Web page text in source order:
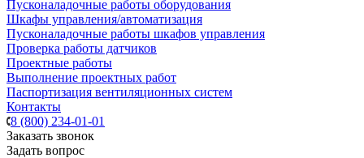
Пусконаладочные работы оборудования
Шкафы управления/автоматизация
Пусконаладочные работы шкафов управления
Проверка работы датчиков
Проектные работы
Выполнение проектных работ
Паспортизация вентиляционных систем
Контакты
8 (800) 234-01-01
Заказать звонок
Задать вопрос